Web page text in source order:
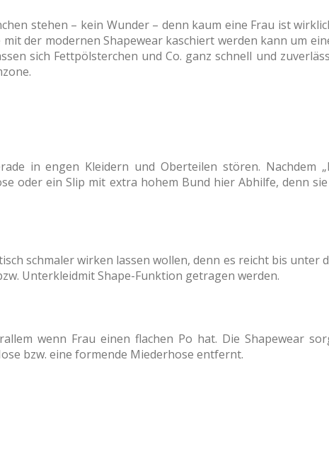
stehen – kein Wunder – denn kaum eine Frau ist
der modernen Shapewear kaschiert werden kann um
sich Fettpölsterchen und Co. ganz schnell und
in engen Kleidern und Oberteilen stören. Nachdem
oder ein Slip mit extra hohem Bund hier Abhilfe, denn
schmaler wirken lassen wollen, denn es reicht bis
Unterkleidmit Shape-Funktion getragen werden.
wenn Frau einen flachen Po hat. Die Shapewear
bzw. eine formende Miederhose entfernt.